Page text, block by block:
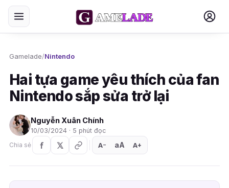
Gamelade/Nintendo
Hai tựa game yêu thích của fan
Nintendo sắp sửa trở lại
Nguyễn Xuân Chính
10/03/2024 · 5 phút đọc
Chia sẻ
A− aA A+